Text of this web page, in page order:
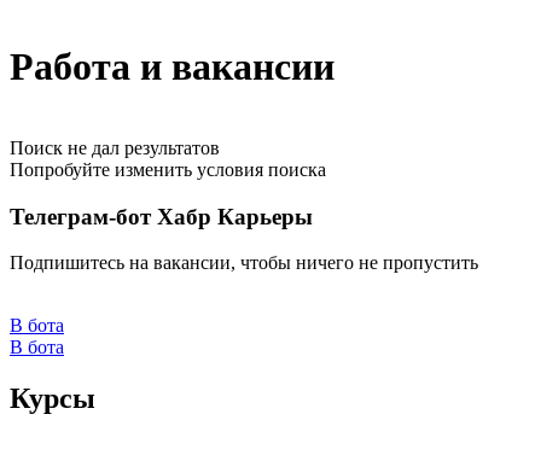
Работа и вакансии
Поиск не дал результатов
Попробуйте изменить условия поиска
Телеграм-бот Хабр Карьеры
Подпишитесь на вакансии, чтобы ничего не пропустить
В бота
В бота
Курсы